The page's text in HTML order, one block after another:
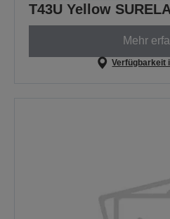
T43U Yellow
Mehr
Verfügbarkeit